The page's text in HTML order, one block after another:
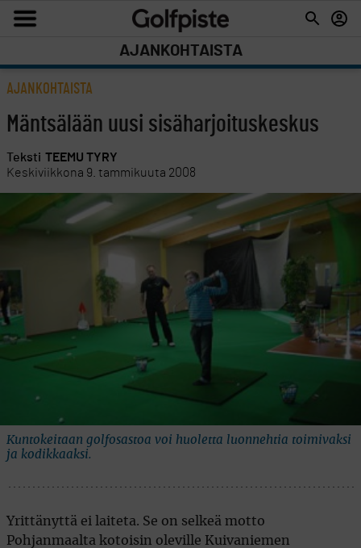
AJANKOHTAISTA
AJANKOHTAISTA
Mäntsälään uusi sisäharjoituskeskus
Teksti TEEMU TYRY
Keskiviikkona 9. tammikuuta 2008
Kuntokeitaan golfosastoa voi huoletta luonnehtia toimivaksi
ja kodikkaaksi.
Yrittänyttä ei laiteta. Se on selkeä motto
Pohjanmaalta kotoisin oleville Kuivaniemen